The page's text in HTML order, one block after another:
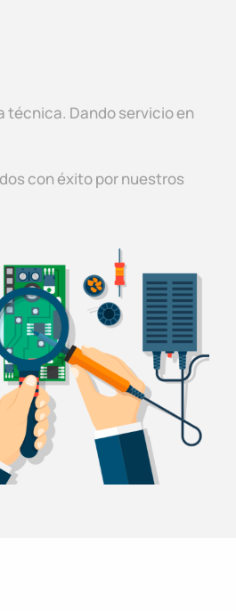
técnica. Dando servicio en
con éxito por nuestros